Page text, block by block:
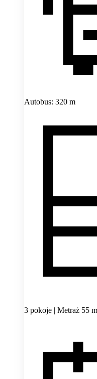
Autobus: 320 m
3 pokoje | Metraż 55